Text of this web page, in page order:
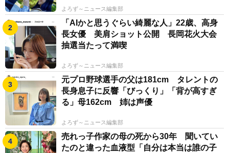
に、数多くの桜が咲き誇ることを心よりお祈り申し上げ
ます。
よろず～ニュース編集部
「AIかと思うぐらい綺麗な人」22歳、高身
長女優 美肩ショット公開 長岡花火大会
抽選当たって満喫
よろず～ニュース編集部
元プロ野球選手の父は181cm タレントの
長身息子に反響「びっくり」「背が高すぎ
る」母162cm 姉は声優
よろず～ニュース編集部
売れっ子作家の母の死から30年 聞いてい
たのと違った血液型「自分は本当は誰の子